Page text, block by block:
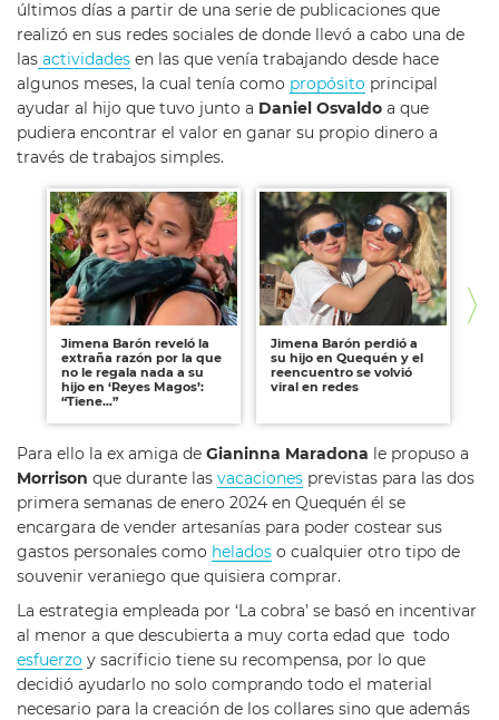
últimos días a partir de una serie de publicaciones que
realizó en sus redes sociales de donde llevó a cabo una de
las actividades en las que venía trabajando desde hace
algunos meses, la cual tenía como propósito principal
ayudar al hijo que tuvo junto a Daniel Osvaldo a que
pudiera encontrar el valor en ganar su propio dinero a
través de trabajos simples.
Jimena Barón reveló la
extraña razón por la que
no le regala nada a su
hijo en ‘Reyes Magos’:
“Tiene…”
Jimena Barón perdió a
su hijo en Quequén y el
reencuentro se volvió
viral en redes
Para ello la ex amiga de Gianinna Maradona le propuso a
Morrison que durante las vacaciones previstas para las dos
primera semanas de enero 2024 en Quequén él se
encargara de vender artesanías para poder costear sus
gastos personales como helados o cualquier otro tipo de
souvenir veraniego que quisiera comprar.
La estrategia empleada por ‘La cobra’ se basó en incentivar
al menor a que descubierta a muy corta edad que todo
esfuerzo y sacrificio tiene su recompensa, por lo que
decidió ayudarlo no solo comprando todo el material
necesario para la creación de los collares sino que además